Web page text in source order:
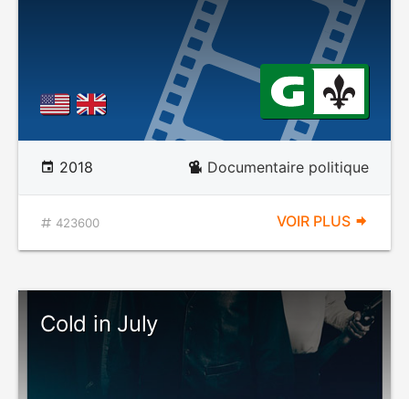
2018 Documentaire politique
423600 VOIR PLUS
Cold in July